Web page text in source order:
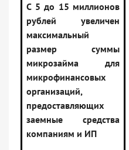
С 5 до 15 миллионов
рублей увеличен
максимальный
размер суммы
микрозайма для
микрофинансовых
организаций,
предоставляющих
заемные средства
компаниям и ИП